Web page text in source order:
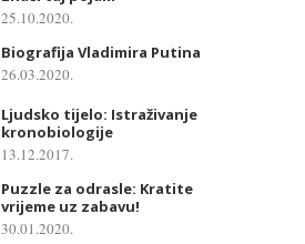
25.10.2020.
Biografija Vladimira Putina
26.03.2020.
Ljudsko tijelo: Istraživanje
kronobiologije
13.12.2017.
Puzzle za odrasle: Kratite
vrijeme uz zabavu!
30.01.2020.